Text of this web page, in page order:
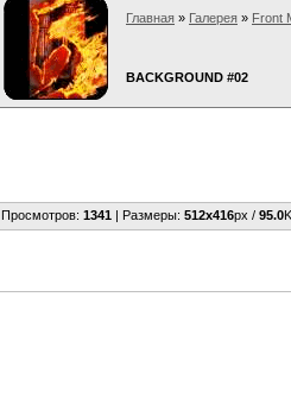
Главная » Галерея » Front
BACKGROUND #02
Просмотров: 1341 | Размеры: 512x416px / 95.0